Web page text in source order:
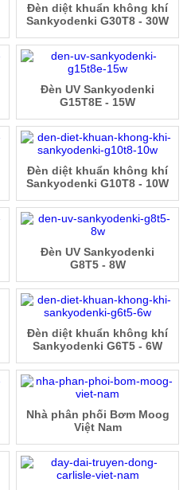
Đèn diệt khuẩn không khí
Sankyodenki G30T8 - 30W
Đèn UV Sankyodenki
G15T8E - 15W
Đèn diệt khuẩn không khí
Sankyodenki G10T8 - 10W
Đèn UV Sankyodenki
G8T5 - 8W
Đèn diệt khuẩn không khí
Sankyodenki G6T5 - 6W
Nhà phân phối Bơm Moog
Việt Nam